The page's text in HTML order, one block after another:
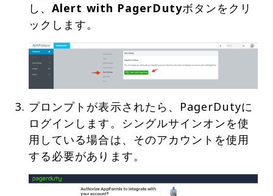
し、Alert with PagerDutyボタンをクリ
プロンプトが表示されたら、PagerDutyに
ログインします。シングルサインオンを使
用している場合は、そのアカウントを使用